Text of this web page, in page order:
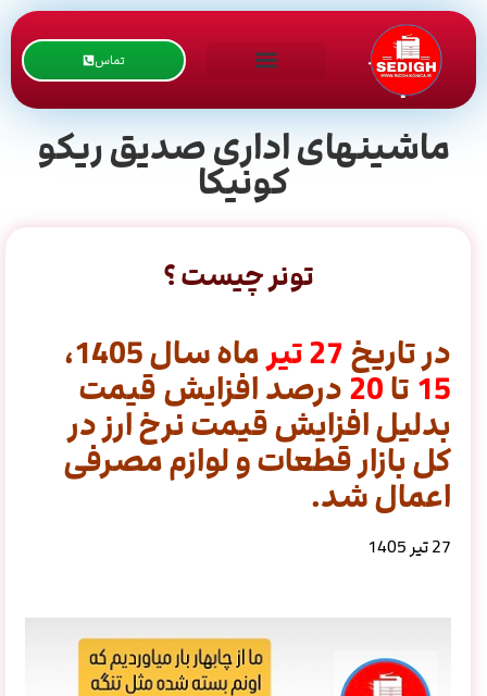
تماس
ماشینهای اداری صدیق ریکو
کونیکا
تونر چیست ؟
در تاریخ 27تیرماه سال 1405،
15 تا20 درصد افزایش قیمت
بدلیل افزایش قیمت نرخ ارز در
کل بازار قطعات و لوازم مصرفی
اعمال شد.
27 تیر 1405